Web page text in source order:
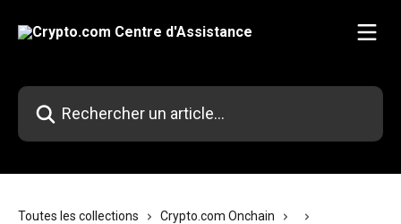
Rechercher un article...
Toutes les collections
Crypto.com Onchain